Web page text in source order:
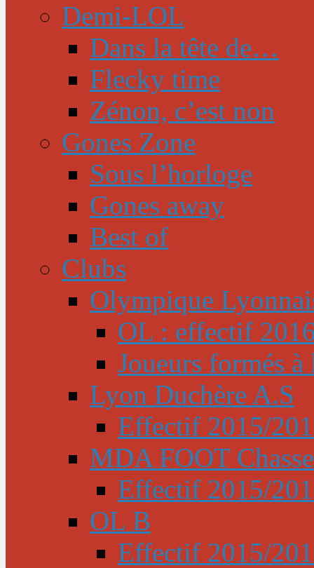
Demi-LOL
Dans la tête de…
Flecky time
Zénon, c’est non
Gones Zone
Sous l’horloge
Gones away
Best of
Clubs
Olympique
OL : effectif
Joueurs formés
Lyon Duchère A.S
Effectif 2015/
MDA FOOT
Effectif 2015/
OL B
Effectif 2015/